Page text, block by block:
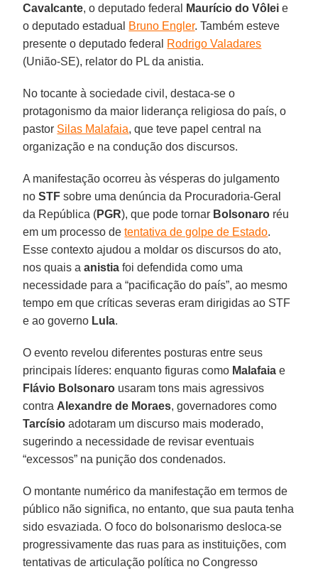
Cavalcante, o deputado federal Maurício do Vôlei e
o deputado estadual Bruno Engler. Também esteve
presente o deputado federal Rodrigo Valadares
(União-SE), relator do PL da anistia.
No tocante à sociedade civil, destaca-se o
protagonismo da maior liderança religiosa do país, o
pastor Silas Malafaia, que teve papel central na
organização e na condução dos discursos.
A manifestação ocorreu às vésperas do julgamento
noSTF sobre uma denúncia da Procuradoria-Geral
da República (PGR), que pode tornar Bolsonaro réu
em um processo detentativa de golpe de Estado.
Esse contexto ajudou a moldar os discursos do ato,
nos quais aanistia foi defendida como uma
necessidade para a “pacificação do país”, ao mesmo
tempo em que críticas severas eram dirigidas ao STF
e ao governo Lula.
O evento revelou diferentes posturas entre seus
principais líderes: enquanto figuras como Malafaia e
Flávio Bolsonaro usaram tons mais agressivos
contra Alexandre de Moraes, governadores como
Tarcísio adotaram um discurso mais moderado,
sugerindo a necessidade de revisar eventuais
“excessos” na punição dos condenados.
O montante numérico da manifestação em termos de
público não significa, no entanto, que sua pauta tenha
sido esvaziada. O foco do bolsonarismo desloca-se
progressivamente das ruas para as instituições, com
tentativas de articulação política no Congresso